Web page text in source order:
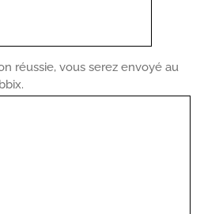
réussie, vous serez envoyé au